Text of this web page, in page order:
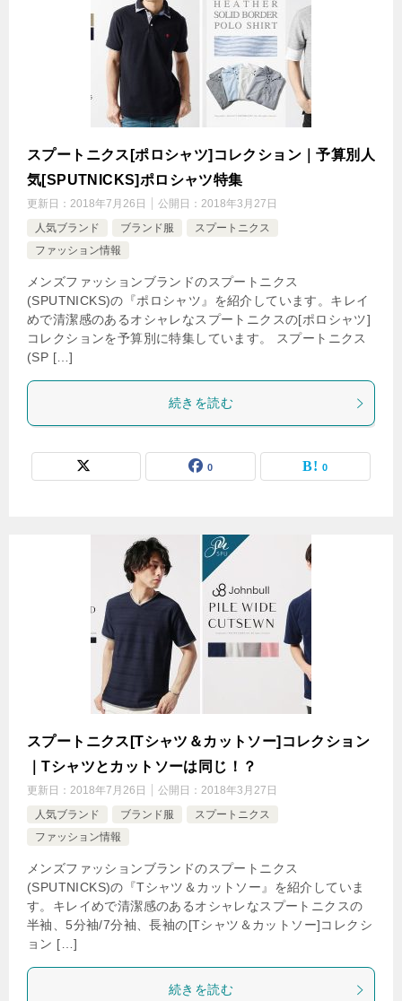
スプートニクス[ポロシャツ]コレクション｜予算別人
気[SPUTNICKS]ポロシャツ特集
更新日： 2018年7月26日 公開日： 2018年3月27日
人気ブランド
ブランド服
スプートニクス
ファッション情報
メンズファッションブランドのスプートニクス
(SPUTNICKS)の『ポロシャツ』を紹介しています。キレイ
めで清潔感のあるオシャレなスプートニクスの[ポロシャツ]
コレクションを予算別に特集しています。 スプートニクス
(SP […]
続きを読む
0 0
スプートニクス[Tシャツ＆カットソー]コレクション
｜Tシャツとカットソーは同じ！？
更新日： 2018年7月26日 公開日： 2018年3月27日
人気ブランド
ブランド服
スプートニクス
ファッション情報
メンズファッションブランドのスプートニクス
(SPUTNICKS)の『Tシャツ＆カットソー』を紹介していま
す。キレイめで清潔感のあるオシャレなスプートニクスの
半袖、5分袖/7分袖、長袖の[Tシャツ＆カットソー]コレクシ
ョン […]
続きを読む